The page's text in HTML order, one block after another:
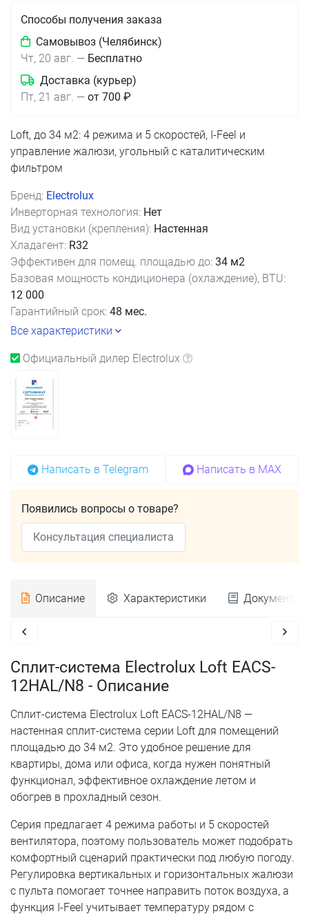
Способы получения заказа
Самовывоз (Челябинск)
Чт, 20 авг. — Бесплатно
Доставка (курьер)
Пт, 21 авг. — от 700 ₽
Loft, до 34 м2: 4 режима и 5 скоростей, I-Feel и
управление жалюзи, угольный с каталитическим
фильтром
Бренд: Electrolux
Инверторная технология: Нет
Вид установки (крепления): Настенная
Хладагент: R32
Эффективен для помещ. площадью до: 34 м2
Базовая мощность кондиционера (охлаждение), BTU:
12 000
Гарантийный срок: 48 мес.
Все характеристики
Официальный дилер Electrolux
Написать в Telegram Написать в MAX
Появились вопросы о товаре?
Консультация специалиста
Описание Характеристики
Сплит-система Electrolux Loft EACS-
12HAL/N8 - Описание
Сплит-система Electrolux Loft EACS-12HAL/N8 —
настенная сплит-система серии Loft для помещений
площадью до 34 м2. Это удобное решение для
квартиры, дома или офиса, когда нужен понятный
функционал, эффективное охлаждение летом и
обогрев в прохладный сезон.
Серия предлагает 4 режима работы и 5 скоростей
вентилятора, поэтому пользователь может подобрать
комфортный сценарий практически под любую погоду.
Регулировка вертикальных и горизонтальных жалюзи
с пульта помогает точнее направить поток воздуха, а
функция I-Feel учитывает температуру рядом с